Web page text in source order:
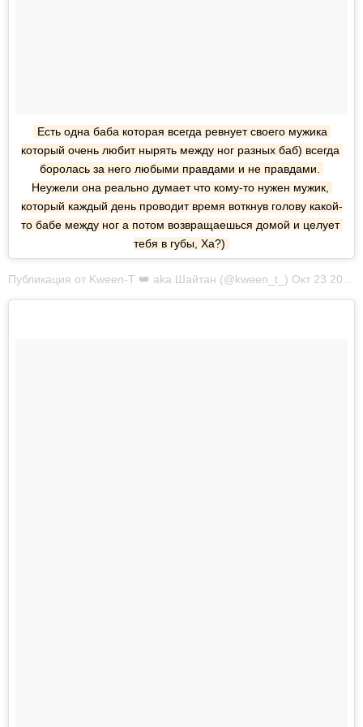
Есть одна баба которая всегда ревнует своего мужика
который очень любит нырять между ног разных баб) всегда
боролась за него любыми правдами и не правдами.
Неужели она реально думает что кому-то нужен мужик,
который каждый день проводит время воткнув голову какой-
то бабе между ног а потом возвращаешься домой и целует
тебя в губы, Ха?)